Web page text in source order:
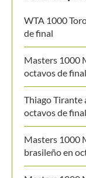
Thiago Tirante
octavos de final
Masters 1000
brasileño en
Masters 1000
sábado 8 de